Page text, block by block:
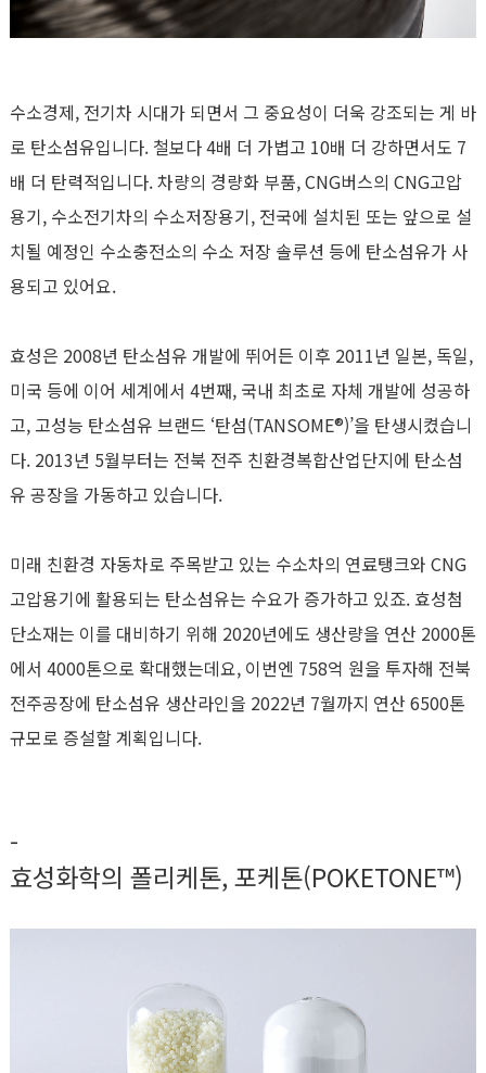
수소경제, 전기차 시대가 되면서 그 중요성이 더욱 강조되는 게 바
로 탄소섬유입니다. 철보다 4배 더 가볍고 10배 더 강하면서도 7
배 더 탄력적입니다. 차량의 경량화 부품, CNG버스의 CNG고압
용기, 수소전기차의 수소저장용기, 전국에 설치된 또는 앞으로 설
치될 예정인 수소충전소의 수소 저장 솔루션 등에 탄소섬유가 사
용되고 있어요.
효성은 2008년 탄소섬유 개발에 뛰어든 이후 2011년 일본, 독일,
미국 등에 이어 세계에서 4번째, 국내 최초로 자체 개발에 성공하
고, 고성능 탄소섬유 브랜드 ‘탄섬(TANSOME®)’을 탄생시켰습니
다. 2013년 5월부터는 전북 전주 친환경복합산업단지에 탄소섬
유 공장을 가동하고 있습니다.
미래 친환경 자동차로 주목받고 있는 수소차의 연료탱크와 CNG
고압용기에 활용되는 탄소섬유는 수요가 증가하고 있죠. 효성첨
단소재는 이를 대비하기 위해 2020년에도 생산량을 연산 2000톤
에서 4000톤으로 확대했는데요, 이번엔 758억 원을 투자해 전북
전주공장에 탄소섬유 생산라인을 2022년 7월까지 연산 6500톤
규모로 증설할 계획입니다.
-
효성화학의 폴리케톤, 포케톤(POKETONE™)